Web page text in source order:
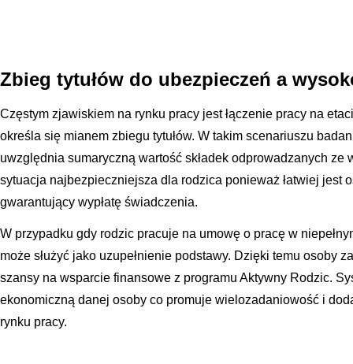
Zbieg tytułów do ubezpieczeń a
Częstym zjawiskiem na rynku pracy jest łączenie pracy na
określa się mianem zbiegu tytułów. W takim scenariuszu
uwzględnia sumaryczną wartość składek odprowadzanych ze
sytuacja najbezpieczniejsza dla rodzica ponieważ łatwiej jest
gwarantujący wypłatę świadczenia.
W przypadku gdy rodzic pracuje na umowę o pracę w
może służyć jako uzupełnienie podstawy. Dzięki temu osoby
szansy na wsparcie finansowe z programu Aktywny Rodzic.
ekonomiczną danej osoby co promuje wielozadaniowość i
rynku pracy.